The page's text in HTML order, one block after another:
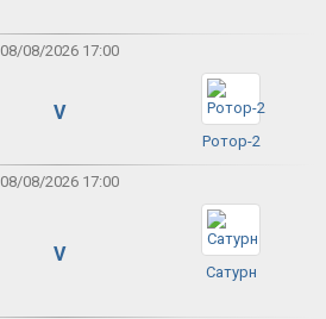
08/08/2026 17:00
V
Ротор-2
08/08/2026 17:00
V
Сатурн